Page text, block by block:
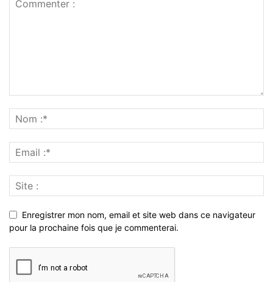
Enregistrer mon nom, email et site web dans ce navigateur
pour la prochaine fois que je commenterai.